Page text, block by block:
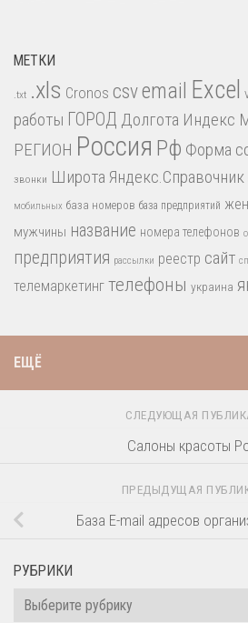
МЕТКИ
.txt .xls Cronos csvemail Excel
работы ГОРОД Долгота Индекс
РЕГИОН Россия Рф Форма
звонки Широта Яндекс.Справочник
мобильных база номеров база предприятий
мужчины название номера телефонов
предприятия рассылки реестр сайт
телемаркетинг телефоны украина
ЕЩЁ
СЛЕДУЮЩАЯ
Салоны красоты
ПРЕДЫДУЩАЯ
База E-mail адресов
РУБРИКИ
Рубрики